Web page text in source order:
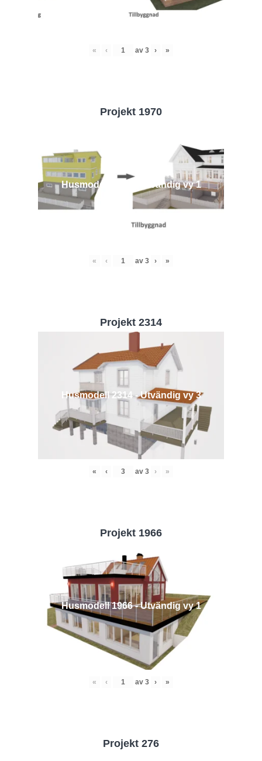
« ‹ av 3 › »
Projekt 1970
Husmodell 1970 - Utvändig vy 1
« ‹ av 3 › »
Projekt 2314
Husmodell 2314 - Utvändig vy 3
« ‹ av 3 › »
Projekt 1966
Husmodell 1966 - Utvändig vy 1
« ‹ av 3 › »
Projekt 276